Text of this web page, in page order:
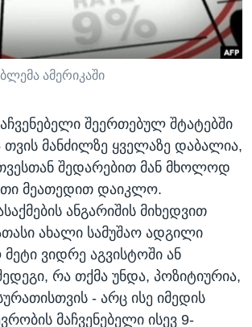
ამერიკაში
შეერთებულ შტატებში
თვის მანძილზე ყველაზე დაბალია,
შედარებით მან მხოლოდ
მეათედით დაიკლო.
ანგარიშის მიხედვით
ახალი სამუშაო ადგილი
ვიდრე აგვისტოში ან
რა თქმა უნდა, პოზიტიურია,
- არც ისე იმედის
მაჩვენებელი ისევ 9-